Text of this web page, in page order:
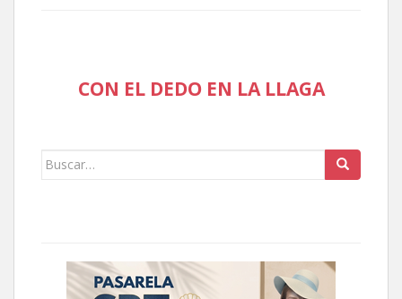
CON EL DEDO EN LA LLAGA
Buscar: